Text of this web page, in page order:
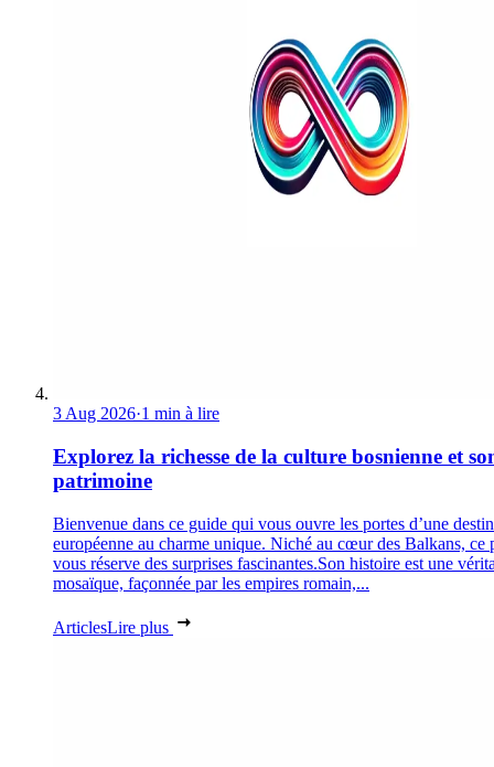
3 Aug 2026·1 min à lire
Explorez la richesse de la culture bosnienne et
patrimoine
Bienvenue dans ce guide qui vous ouvre les portes d’une
européenne au charme unique. Niché au cœur des Balkans, ce
vous réserve des surprises fascinantes.Son histoire est une
mosaïque, façonnée par les empires romain,...
ArticlesLire plus